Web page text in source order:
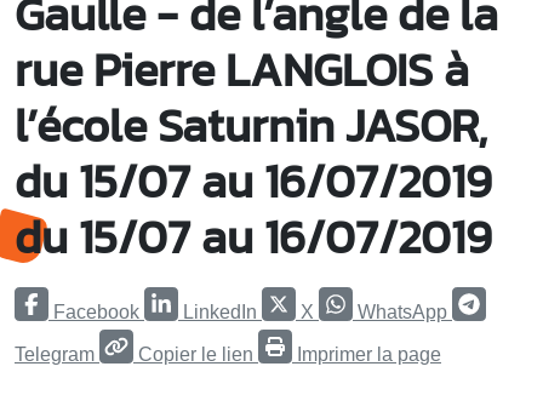
Gaulle - de l’angle de la
rue Pierre LANGLOIS à
l’école Saturnin JASOR,
du 15/07 au 16/07/2019
du 15/07 au 16/07/2019
Facebook LinkedIn X WhatsApp
Telegram Copier le lien Imprimer la page